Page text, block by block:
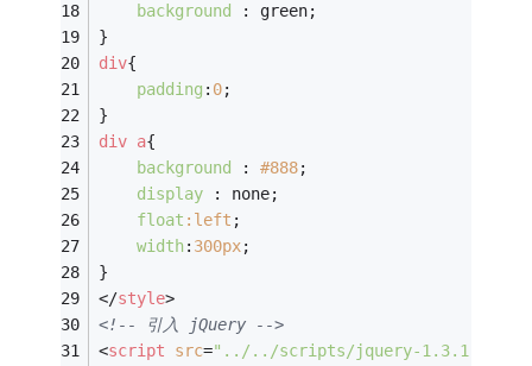
background
: green;
}
div{
padding : 0;
}
div a{
background
: #888;
display
: none;
float :left ;
width: 300px;
}
</style>
<!-- 引入 jQuery -->
<script src="../../scripts/jquery-1.3.1.js"